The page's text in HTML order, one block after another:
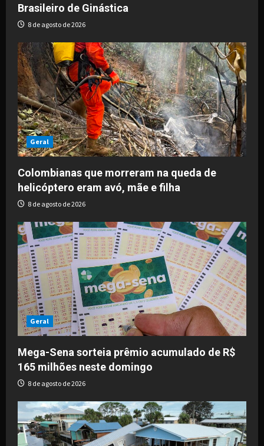
Brasileiro de Ginástica
8 de agosto de 2026
Geral
Colombianas que morreram na queda de
helicóptero eram avó, mãe e filha
8 de agosto de 2026
Geral
Mega-Sena sorteia prêmio acumulado de R$
165 milhões neste domingo
8 de agosto de 2026